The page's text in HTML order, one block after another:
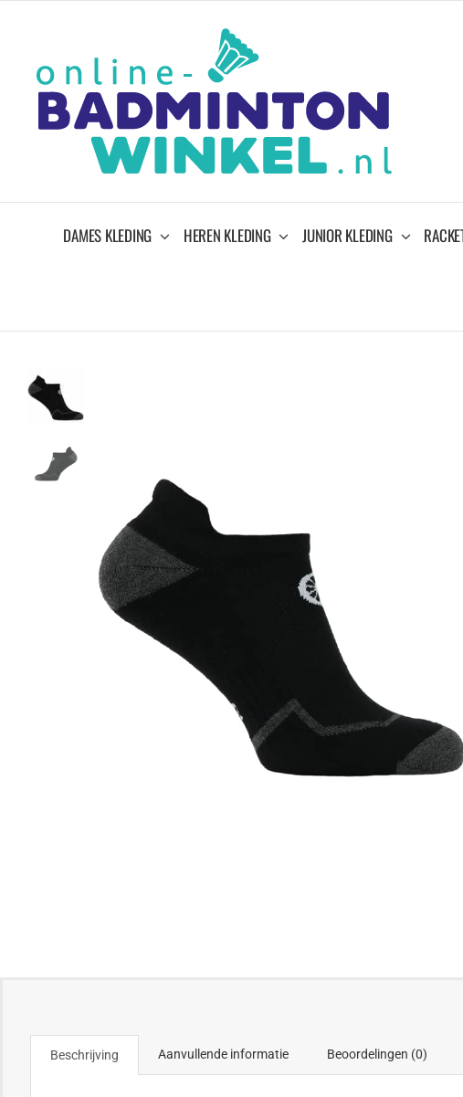
DAMES KLEDING HEREN KLEDING JUNIOR KLEDING
Beschrijving Aanvullende informatie Beoordelingen (0)